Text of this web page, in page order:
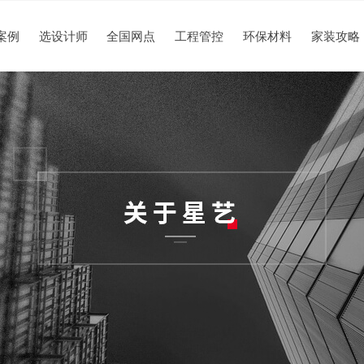
例 选设计师 全国网点 工程管控 环保材料 家装攻略